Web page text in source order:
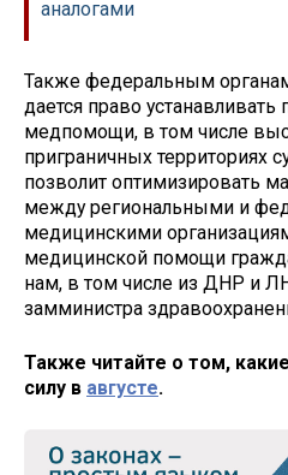
аналогами
Также федеральным
дается право устанавливать
медпомощи, в том числе
приграничных территориях
позволит оптимизировать
между региональными и
медицинскими
медицинской помощи
нам, в том числе из ДНР и
замминистра
Также читайте о том,
силу в августе.